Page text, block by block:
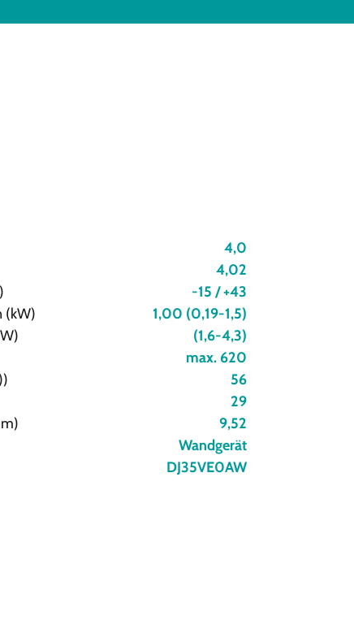
4,0
4,02
-15 / +43
(kW)
1,00 (0,19-1,5)
(1,6-4,3)
max. 620
56
29
9,52
Wandgerät
DJ35VE0AW